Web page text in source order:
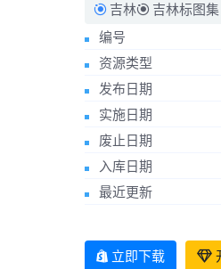
吉林 吉林标图集
编号
资源类型
发布日期
实施日期
废止日期
入库日期
最近更新
立即下载